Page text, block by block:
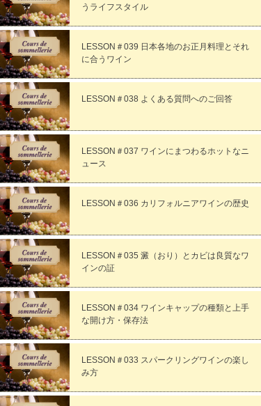
うライフスタイル
LESSON＃039 日本各地のお正月料理とそれ
に合うワイン
LESSON＃038 よくある質問へのご回答
LESSON＃037 ワインにまつわるホットなニ
ュース
LESSON＃036 カリフォルニアワインの歴史
LESSON＃035 澱（おり）とカビは良質なワ
インの証
LESSON＃034 ワインキャップの種類と上手
な開け方・保存法
LESSON＃033 スパークリングワインの楽し
み方